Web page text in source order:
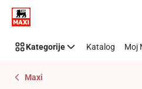
Preskoči link
Kategorije Katalog Moj
Maxi